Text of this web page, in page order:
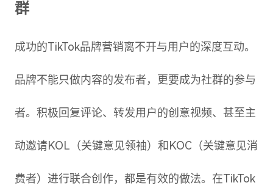
群
成功的TikTok品牌营销离不开与用户的深度互动。
品牌不能只做内容的发布者，更要成为社群的参与
者。积极回复评论、转发用户的创意视频、甚至主
动邀请KOL（关键意见领袖）和KOC（关键意见消
费者）进行联合创作，都是有效的做法。在TikTok